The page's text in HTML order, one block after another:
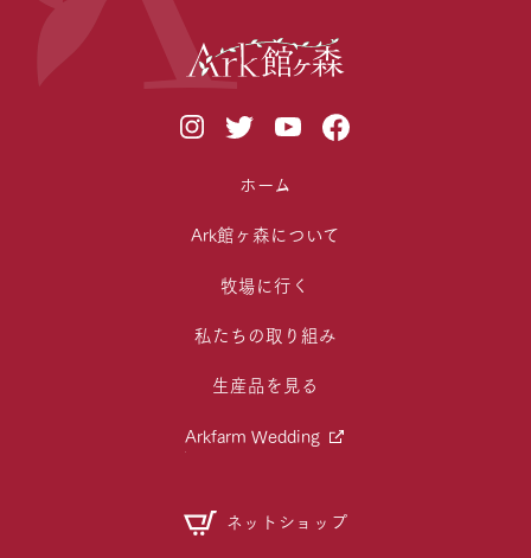
ホーム
Ark館ヶ森について
牧場に行く
私たちの取り組み
生産品を見る
Arkfarm Wedding
ネットショップ